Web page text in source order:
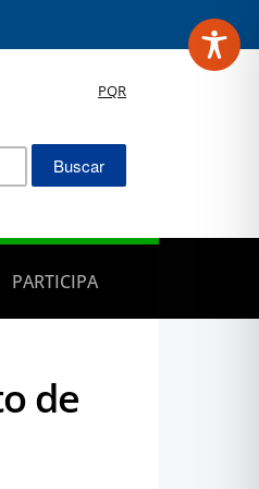
PQR
Buscar:
PARTICIPA
de